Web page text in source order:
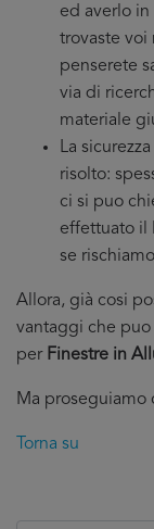
ed averlo
trovaste voi
penserete
via di
materiale
La
risolto:
ci si puo
effettuato il
se
Allora, già cosi
vantaggi che
per Finestre in
Ma proseguiamo
Torna su